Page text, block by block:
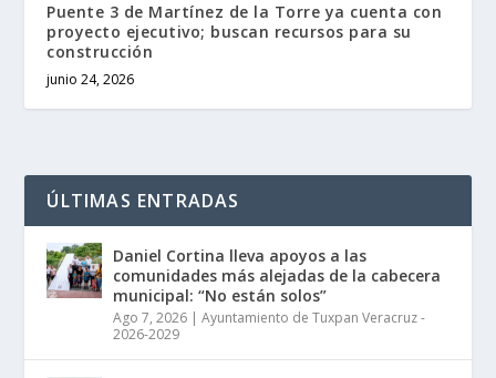
Puente 3 de Martínez de la Torre ya cuenta con
proyecto ejecutivo; buscan recursos para su
construcción
junio 24, 2026
ÚLTIMAS ENTRADAS
Daniel Cortina lleva apoyos a las
comunidades más alejadas de la cabecera
municipal: “No están solos”
Ago 7, 2026 |Ayuntamiento de Tuxpan Veracruz -
2026-2029